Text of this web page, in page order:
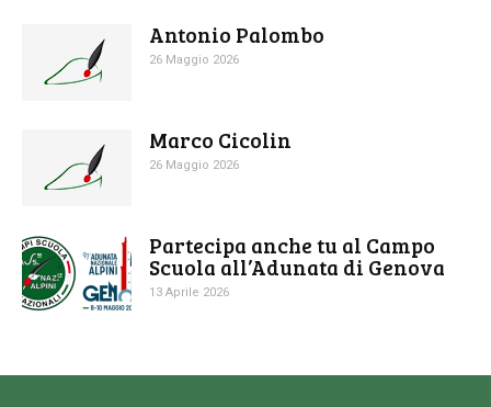
Antonio Palombo
26 Maggio 2026
Marco Cicolin
26 Maggio 2026
Partecipa anche tu al Campo
Scuola all’Adunata di Genova
13 Aprile 2026